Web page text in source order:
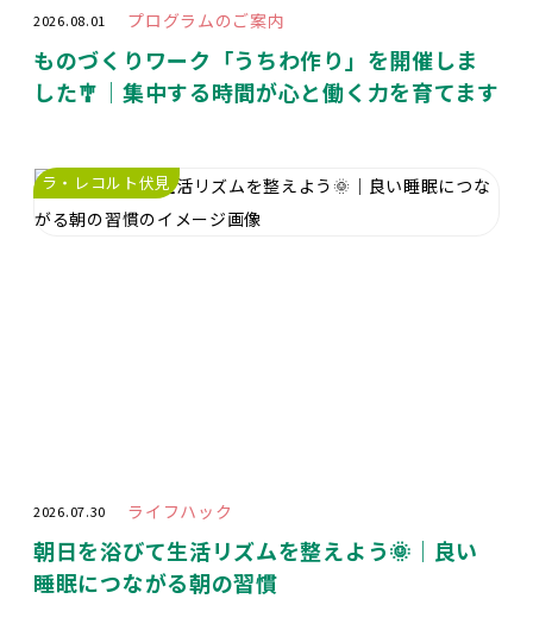
2026.08.01 プログラムのご案内
ものづくりワーク「うちわ作り」を開催しま
した🎐｜集中する時間が心と働く力を育てます
ラ・レコルト伏見
2026.07.30 ライフハック
朝日を浴びて生活リズムを整えよう🌞｜良い
睡眠につながる朝の習慣